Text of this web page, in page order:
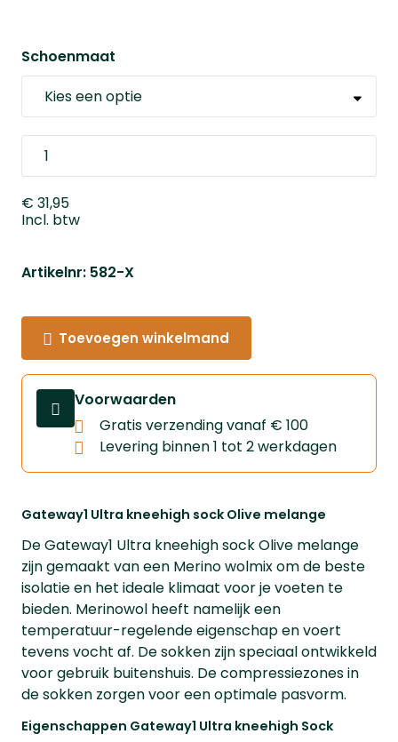
Gateway1 Ultra kneehigh sock Olive melange
De Gateway1 Ultra kneehigh sock Olive melange
zijn gemaakt van een Merino wolmix om de beste
isolatie en het ideale klimaat voor je voeten te
bieden. Merinowol heeft namelijk een
temperatuur-regelende eigenschap en voert
tevens vocht af. De sokken zijn speciaal ontwikkeld
voor gebruik buitenshuis. De compressiezones in
de sokken zorgen voor een optimale pasvorm.
Eigenschappen Gateway1 Ultra kneehigh Sock
Schoenmaat
€ 31,95
Incl. btw
Artikelnr: 582-X
Toevoegen winkelmand
Voorwaarden
Gratis verzending vanaf € 100
Levering binnen 1 tot 2 werkdagen